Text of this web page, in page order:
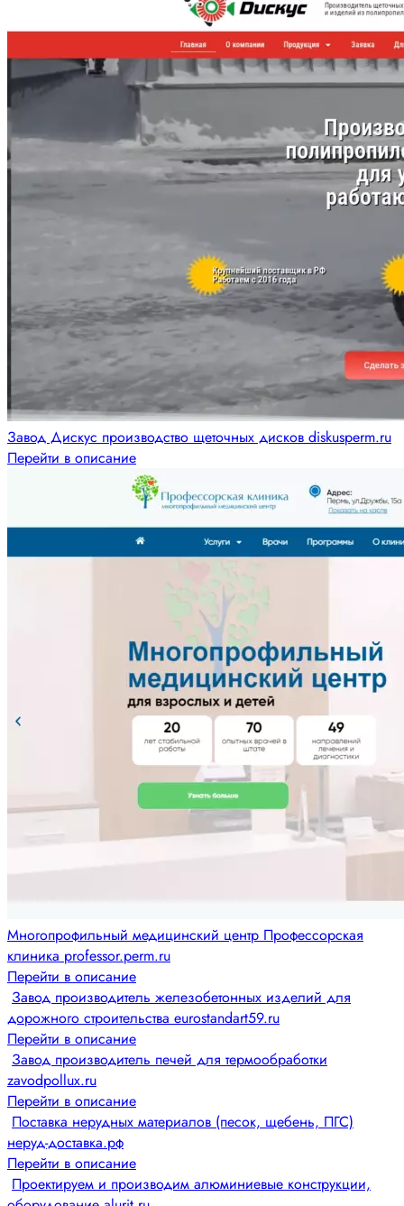
Завод Дискус производство щеточных дисков diskusperm.ru
Перейти в описание
Многопрофильный медицинский центр Профессорская
клиника professor.perm.ru
Перейти в описание
Завод производитель железобетонных изделий для
дорожного строительства eurostandart59.ru
Перейти в описание
Завод производитель печей для термообработки
zavodpollux.ru
Перейти в описание
Поставка нерудных материалов (песок, щебень, ПГС)
неруд-доставка.рф
Перейти в описание
Проектируем и производим алюминиевые конструкции,